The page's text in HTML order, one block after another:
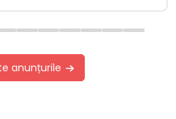
anunțurile